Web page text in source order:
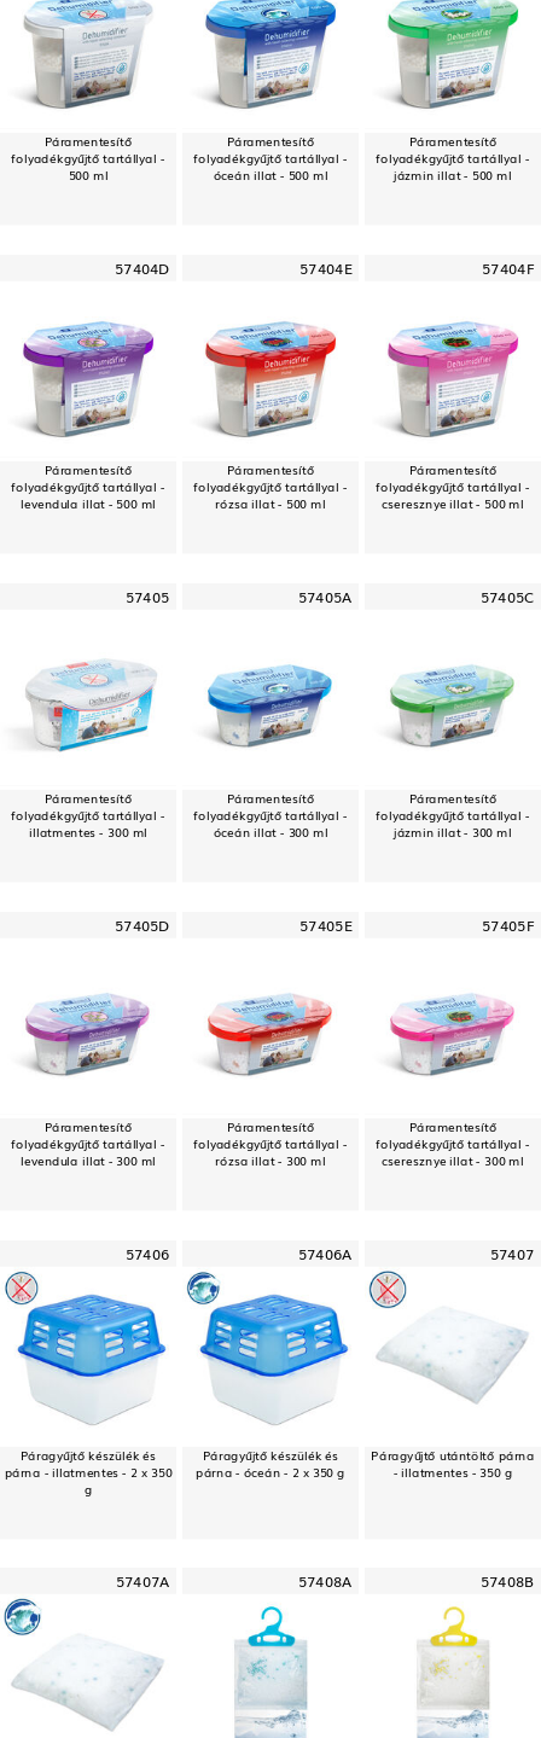
Páramentesítő
folyadékgyűjtő tartállyal -
500 ml
Páramentesítő
folyadékgyűjtő tartállyal -
óceán illat - 500 ml
Páramentesítő
folyadékgyűjtő tartállyal -
jázmin illat - 500 ml
57404D
Páramentesítő
folyadékgyűjtő tartállyal -
levendula illat - 500 ml
57404E
Páramentesítő
folyadékgyűjtő tartállyal -
rózsa illat - 500 ml
57404F
Páramentesítő
folyadékgyűjtő tartállyal -
cseresznye illat - 500 ml
57405
Páramentesítő
folyadékgyűjtő tartállyal -
illatmentes - 300 ml
57405A
Páramentesítő
folyadékgyűjtő tartállyal -
óceán illat - 300 ml
57405C
Páramentesítő
folyadékgyűjtő tartállyal -
jázmin illat - 300 ml
57405D
Páramentesítő
folyadékgyűjtő tartállyal -
levendula illat - 300 ml
57405E
Páramentesítő
folyadékgyűjtő tartállyal -
rózsa illat - 300 ml
57405F
Páramentesítő
folyadékgyűjtő tartállyal -
cseresznye illat - 300 ml
57406
Páragyűjtő készülék és
párna - illatmentes - 2 x 350
g
57406A
Páragyűjtő készülék és
párna - óceán - 2 x 350 g
57407
Páragyűjtő utántöltő párna
- illatmentes - 350 g
57407A 57408A 57408B